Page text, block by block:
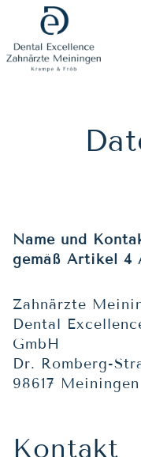
Inhalt
springen
Name und
gemäß Artikel 4
Zahnärzte
Dental
GmbH
Dr. Romberg-
98617 Meiningen
Kontakt